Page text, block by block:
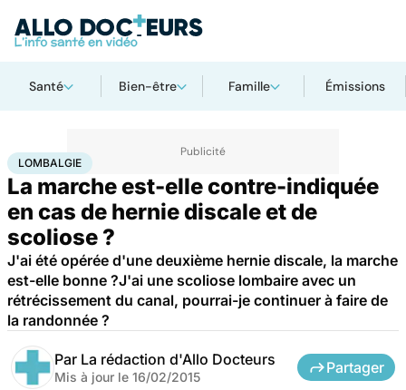
Santé Bien-être Famille Émissions
AccueilBien-être Lombalgie
LOMBALGIE
La marche est-elle contre-indiquée
en cas de hernie discale et de
scoliose ?
J'ai été opérée d'une deuxième hernie discale, la marche
est-elle bonne ?J'ai une scoliose lombaire avec un
rétrécissement du canal, pourrai-je continuer à faire de
la randonnée ?
Par La rédaction d'Allo Docteurs
Mis à jour le 16/02/2015
Partager